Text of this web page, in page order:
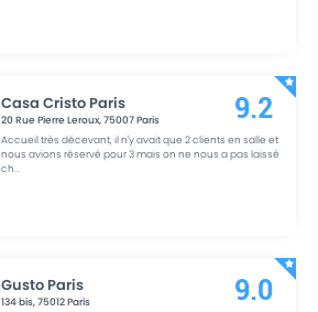
Casa Cristo Paris
20 Rue Pierre Leroux,75007Paris
Accueil très décevant, il n'y avait que 2 clients en salle et
nous avions réservé pour 3 mais on ne nous a pas laissé
ch...
9.2
Gusto Paris
134 bis,75012Paris
9.0